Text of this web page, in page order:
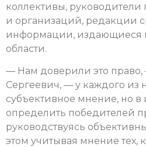
коллективы,
и организаций, редакции
информации, издающиеся
области.
— Нам доверили это право,
Сергеевич, — у каждого из
субъективное мнение, но в
определить победителей
руководствуясь
этом учитывая мнение тех,